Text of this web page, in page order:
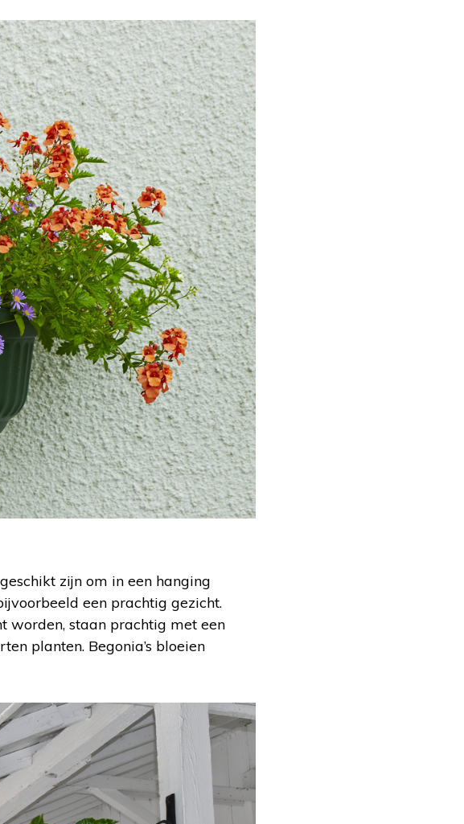
zijn om in een hanging
een prachtig gezicht.
worden, staan prachtig met een
planten. Begonia’s bloeien